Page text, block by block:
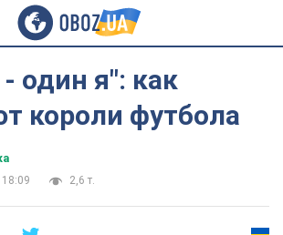
один я": как
короли футбола
2,6 т.